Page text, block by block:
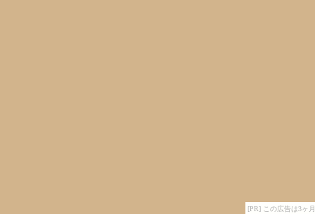
[PR] この広告は3ヶ